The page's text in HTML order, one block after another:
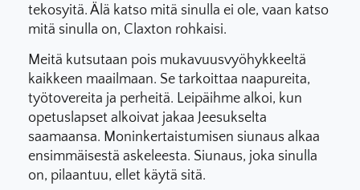
tekosyitä. Älä katso mitä sinulla ei ole, vaan katso
mitä sinulla on, Claxton rohkaisi.
Meitä kutsutaan pois mukavuusvyöhykkeeltä
kaikkeen maailmaan. Se tarkoittaa naapureita,
työtovereita ja perheitä. Leipäihme alkoi, kun
opetuslapset alkoivat jakaa Jeesukselta
saamaansa. Moninkertaistumisen siunaus alkaa
ensimmäisestä askeleesta. Siunaus, joka sinulla
on, pilaantuu, ellet käytä sitä.